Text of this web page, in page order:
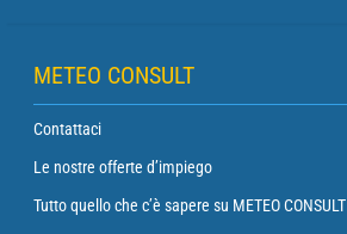
METEO CONSULT
Contattaci
Le nostre offerte d’impiego
Tutto quello che c’è sapere su METEO CONSULT